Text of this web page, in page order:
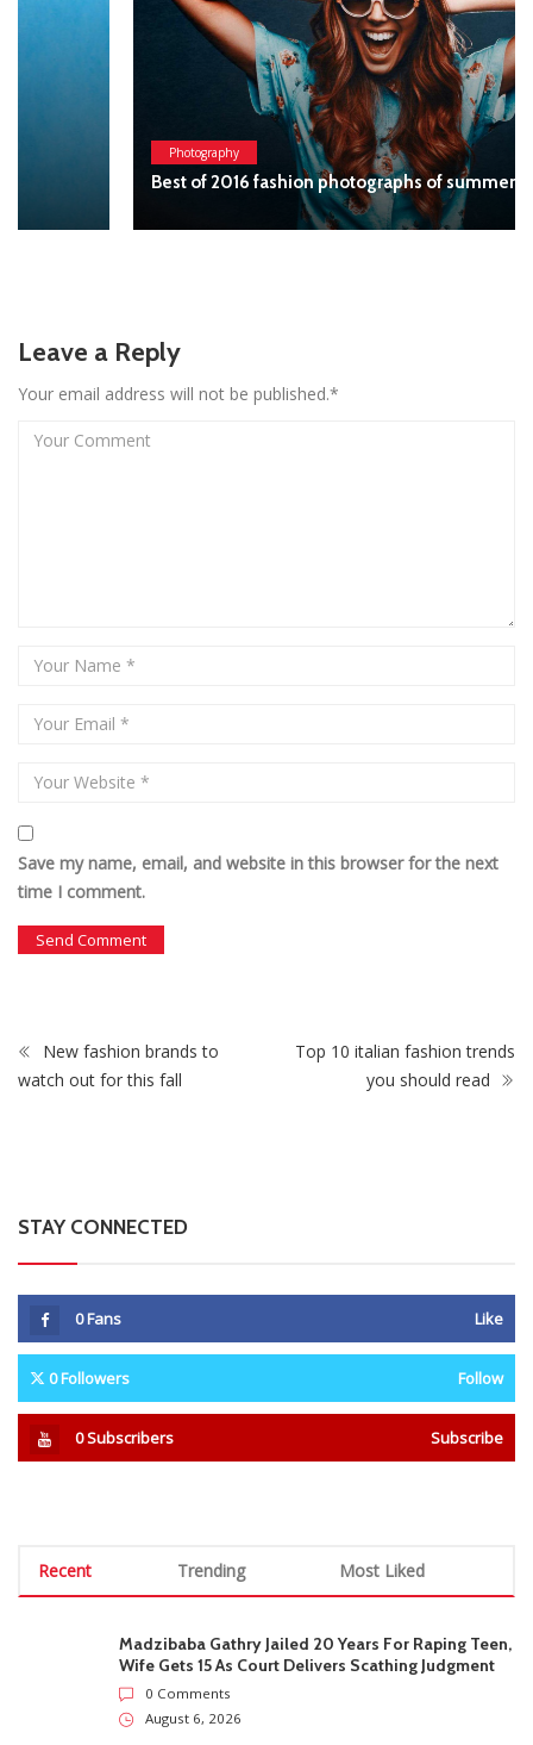
Best of 2016 fashion photographs of summer
Leave a Reply
Your email address will not be published.*
Save my name, email, and website in this browser for the next
time I comment.
New fashion brands to
watch out for this fall
Top 10 italian fashion trends
you should read
STAY CONNECTED
0Fans Like
0Followers Follow
0Subscribers Subscribe
Recent Trending Most Liked
Madzibaba Gathry Jailed 20 Years For Raping Teen,
Wife Gets 15 As Court Delivers Scathing Judgment
0 Comments
August 6, 2026